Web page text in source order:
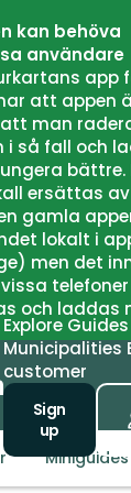
kan behöva
användare
app
att appen
man
i så fall och
bättre.
ersättas
gamla
lokalt i
men det
och laddas
Explore Guides
Municipalities
customer
Sign
up
Miniguides